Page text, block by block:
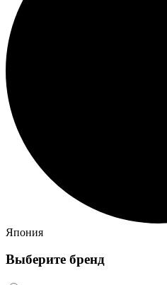
Япония
Выберите бренд